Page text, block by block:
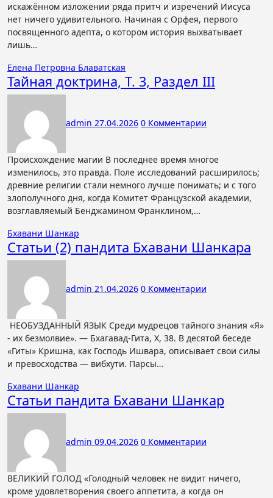
искажённом изложении ряда притч и изречений Иисуса
нет ничего удивительного. Начиная с Орфея, первого
посвященного адепта, о котором история выхватывает
лишь…
Елена Петровна Блаватская
Тайная доктрина, Т. 3, Раздел III
admin 27.04.2026 0 Комментарии
Происхождение магии В последнее время многое
изменилось, это правда. Поле исследований расширилось;
древние религии стали немного лучше понимать; и с того
злополучного дня, когда Комитет Французской академии,
возглавляемый Бенджамином Франклином,…
Бхавани Шанкар
Статьи (2) пандита Бхавани Шанкара
admin 21.04.2026 0 Комментарии
НЕОБУЗДАННЫЙ ЯЗЫК Среди мудрецов тайного знания «Я»
- их безмолвие». — Бхагавад-Гита, X, 38. В десятой беседе
«Гиты» Кришна, как Господь Ишвара, описывает свои силы
и превосходства — вибхути. Парсы…
Бхавани Шанкар
Статьи пандита Бхавани Шанкар
admin 09.04.2026 0 Комментарии
ВЕЛИКИЙ ГОЛОД «Голодный человек не видит ничего,
кроме удовлетворения своего аппетита, а когда он